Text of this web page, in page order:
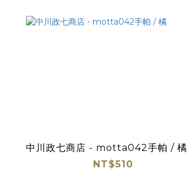
中川政七商店 - motta042手帕 / 橘
NT$510